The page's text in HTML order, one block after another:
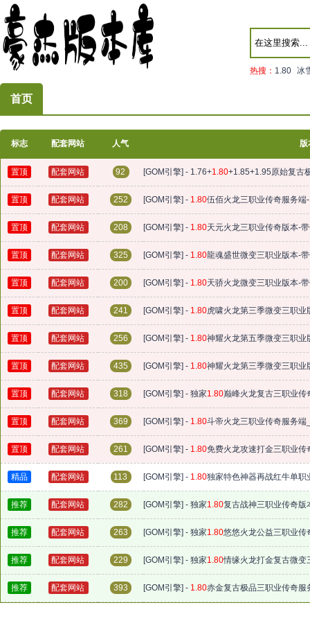
热搜： 1.80 冰
首页
标志 配套网站 人气 版
置顶 配套网站 92 [GOM引擎] - 1.76+1.80+1.85+1.95原始复古
置顶 配套网站 252 [GOM引擎] - 1.80伍佰火龙三职业传奇服务
置顶 配套网站 208 [GOM引擎] - 1.80天元火龙三职业传奇版本-
置顶 配套网站 325 [GOM引擎] - 1.80龍魂盛世微变三职业版本-
置顶 配套网站 200 [GOM引擎] - 1.80天骄火龙微变三职业版本-
置顶 配套网站 241 [GOM引擎] - 1.80虎啸火龙第三季微变三职
置顶 配套网站 256 [GOM引擎] - 1.80神耀火龙第五季微变三职
置顶 配套网站 435 [GOM引擎] - 1.80神耀火龙第三季微变三职
置顶 配套网站 318 [GOM引擎] - 独家1.80巅峰火龙复古三职业传
置顶 配套网站 369 [GOM引擎] - 1.80斗帝火龙三职业传奇服务
置顶 配套网站 261 [GOM引擎] - 1.80免费火龙攻速打金三职业
精品 配套网站 113 [GOM引擎] - 1.80独家特色神器再战红牛单
推荐 配套网站 282 [GOM引擎] - 独家1.80复古战神三职业传奇版
推荐 配套网站 263 [GOM引擎] - 独家1.80悠悠火龙公益三职业
推荐 配套网站 229 [GOM引擎] - 独家1.80情缘火龙打金复古微
推荐 配套网站 393 [GOM引擎] - 1.80赤金复古极品三职业传奇